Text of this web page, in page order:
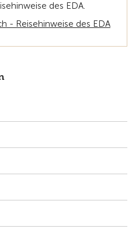
des EDA.
- Reisehinweise des EDA